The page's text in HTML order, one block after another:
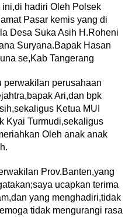
ini,di hadiri Oleh Polsek
Pasar kemis yang di
Desa Suka Asih H.Roheni
Suryana.Bapak Hasan
se,Kab Tangerang
perwakilan perusahaan
Ari,dan bpk
Ketua MUI
Kyai Turmudi,sekaligus
Oleh anak anak
Prov.Banten,yang
ucapkan terima
yang menghadiri,tidak
tidak mengurangi rasa